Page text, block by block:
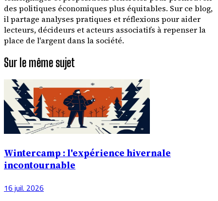
des politiques économiques plus équitables. Sur ce blog,
il partage analyses pratiques et réflexions pour aider
lecteurs, décideurs et acteurs associatifs à repenser la
place de l'argent dans la société.
Sur le même sujet
Wintercamp : l'expérience hivernale
incontournable
16 juil. 2026